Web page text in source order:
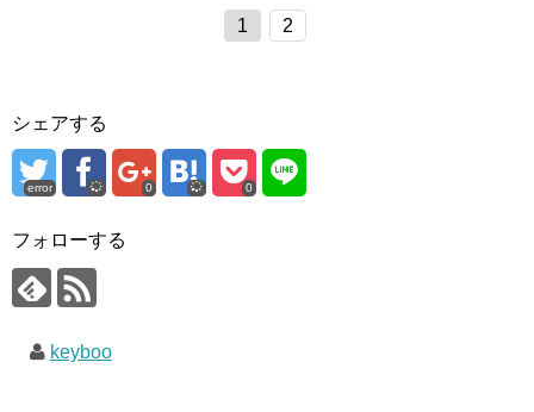
1 2
シェアする
error 0 0
フォローする
keyboo